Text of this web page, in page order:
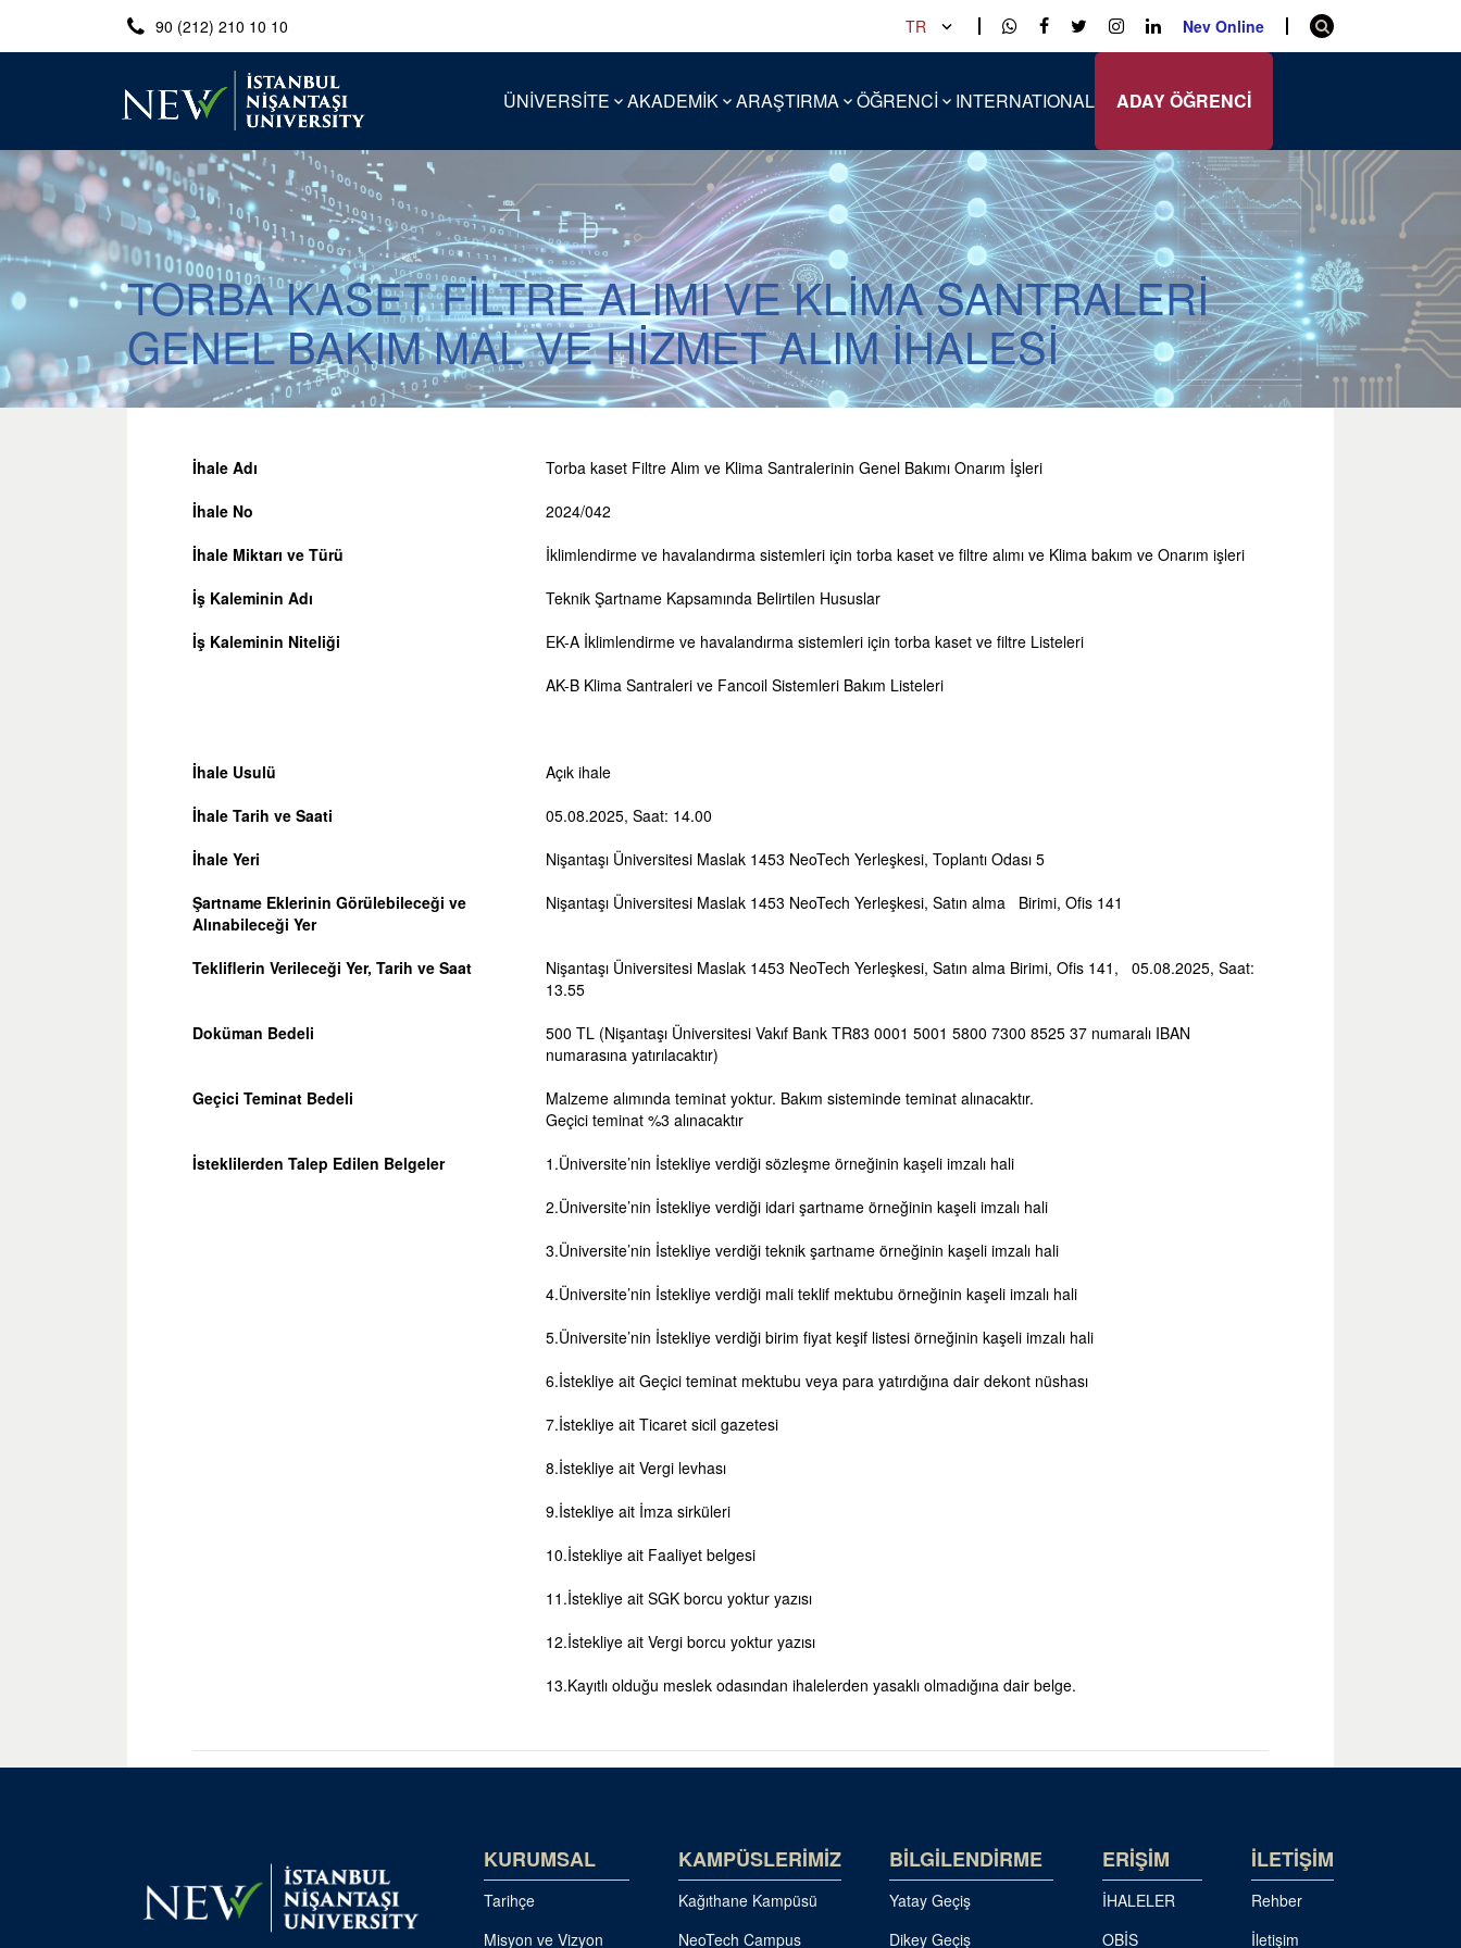
90 (212) 210 10 10 TR Nev Online
ÜNİVERSİTE AKADEMİK ARAŞTIRMA ÖĞRENCİ INTERNATIONAL ADAY ÖĞRENCİ
TORBA KASET FİLTRE ALIMI VE KLİMA SANTRALERİ
GENEL BAKIM MAL VE HİZMET ALIM İHALESİ
İhale Adı
Torba kaset Filtre Alım ve Klima Santralerinin Genel Bakımı Onarım İşleri
İhale No
2024/042
İhale Miktarı ve Türü
İklimlendirme ve havalandırma sistemleri için torba kaset ve filtre alımı ve Klima bakım ve Onarım işleri
İş Kaleminin Adı
Teknik Şartname Kapsamında Belirtilen Hususlar
İş Kaleminin Niteliği
EK-A İklimlendirme ve havalandırma sistemleri için torba kaset ve filtre Listeleri
AK-B Klima Santraleri ve Fancoil Sistemleri Bakım Listeleri
İhale Usulü
Açık ihale
İhale Tarih ve Saati
05.08.2025, Saat: 14.00
İhale Yeri
Nişantaşı Üniversitesi Maslak 1453 NeoTech Yerleşkesi, Toplantı Odası 5
Şartname Eklerinin Görülebileceği ve
Alınabileceği Yer
Nişantaşı Üniversitesi Maslak 1453 NeoTech Yerleşkesi, Satın alma Birimi, Ofis 141
Tekliflerin Verileceği Yer, Tarih ve Saat
Nişantaşı Üniversitesi Maslak 1453 NeoTech Yerleşkesi, Satın alma Birimi, Ofis 141, 05.08.2025, Saat:
13.55
Doküman Bedeli
500 TL (Nişantaşı Üniversitesi Vakıf Bank TR83 0001 5001 5800 7300 8525 37 numaralı IBAN
numarasına yatırılacaktır)
Geçici Teminat Bedeli
Malzeme alımında teminat yoktur. Bakım sisteminde teminat alınacaktır.
Geçici teminat %3 alınacaktır
İsteklilerden Talep Edilen Belgeler
1.Üniversite’nin İstekliye verdiği sözleşme örneğinin kaşeli imzalı hali
2.Üniversite’nin İstekliye verdiği idari şartname örneğinin kaşeli imzalı hali
3.Üniversite’nin İstekliye verdiği teknik şartname örneğinin kaşeli imzalı hali
4.Üniversite’nin İstekliye verdiği mali teklif mektubu örneğinin kaşeli imzalı hali
5.Üniversite’nin İstekliye verdiği birim fiyat keşif listesi örneğinin kaşeli imzalı hali
6.İstekliye ait Geçici teminat mektubu veya para yatırdığına dair dekont nüshası
7.İstekliye ait Ticaret sicil gazetesi
8.İstekliye ait Vergi levhası
9.İstekliye ait İmza sirküleri
10.İstekliye ait Faaliyet belgesi
11.İstekliye ait SGK borcu yoktur yazısı
12.İstekliye ait Vergi borcu yoktur yazısı
13.Kayıtlı olduğu meslek odasından ihalelerden yasaklı olmadığına dair belge.
KURUMSAL
Tarihçe
Misyon ve Vizyon
KAMPÜSLERİMİZ
Kağıthane Kampüsü
NeoTech Campus
BİLGİLENDİRME
Yatay Geçiş
Dikey Geçiş
ERİŞİM
İHALELER
OBİS
İLETİŞİM
Rehber
İletişim